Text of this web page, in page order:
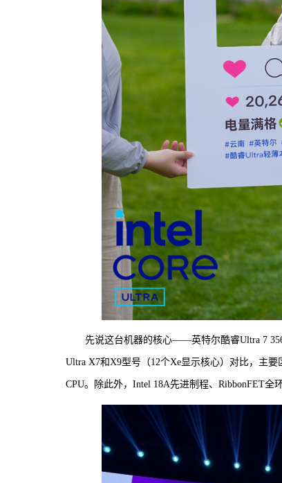
先说这台机器的核心——英特尔酷睿Ultra 7
Ultra X7和X9型号（12个Xe显示核心）对比，主
CPU。除此外，Intel 18A先进制程、RibbonFET全